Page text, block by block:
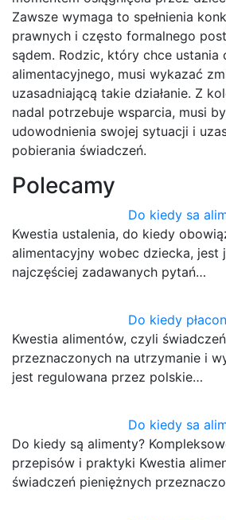
Zawsze wymaga to spełnienia
prawnych i często formalnego
sądem. Rodzic, który chce ustania
alimentacyjnego, musi wykazać
uzasadniającą takie działanie. Z
nadal potrzebuje wsparcia, musi
udowodnienia swojej sytuacji i
pobierania świadczeń.
Polecamy
Do kiedy sa
Kwestia ustalenia, do kiedy
alimentacyjny wobec dziecka, jest
najczęściej zadawanych pytań…
Do kiedy
Kwestia alimentów, czyli
przeznaczonych na utrzymanie i
jest regulowana przez polskie…
Do kiedy sa
Do kiedy są alimenty?
przepisów i praktyki Kwestia
świadczeń pieniężnych